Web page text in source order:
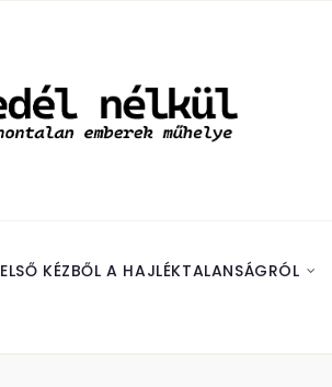
ELSŐ KÉZBŐL A HAJLÉKTALANSÁGRÓL